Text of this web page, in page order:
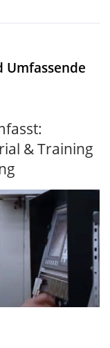
Umfassende
& Training